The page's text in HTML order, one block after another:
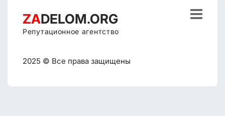
ZADELOM.ORG
Репутационное агентство
2025 © Все права защищены
